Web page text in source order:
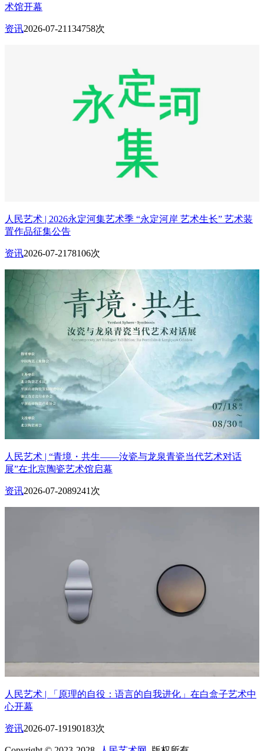
术馆开幕
资讯2026-07-21 134758次
人民艺术 | 2026永定河集艺术季 “永定河岸 艺术生长” 艺术装
置作品征集公告
资讯2026-07-21 78106次
人民艺术 | “青境・共生——汝瓷与龙泉青瓷当代艺术对话
展”在北京陶瓷艺术馆启幕
资讯2026-07-2089241次
人民艺术 | 「原理的自役：语言的自我进化」在白盒子艺术中
心开幕
资讯2026-07-19190183次